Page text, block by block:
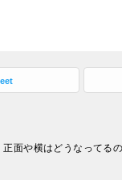
面や横はどうなってる